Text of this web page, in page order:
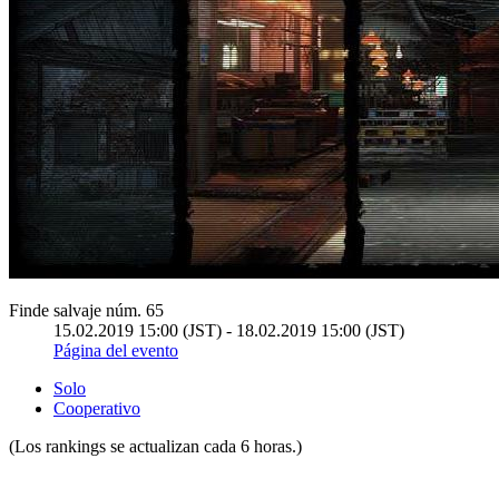
Finde salvaje núm. 65
15.02.2019 15:00 (JST) - 18.02.2019 15:00 (JST)
Página del evento
Solo
Cooperativo
(Los rankings se actualizan cada 6 horas.)